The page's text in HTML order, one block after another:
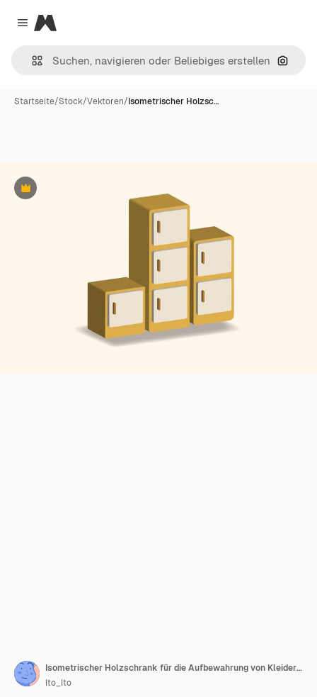
Close menu
Magnific
Nach
Startseite/Stock/Vektoren/Isometrischer Holzsc…
Premium
Isometrischer Holzschrank für die Aufbewahrung von Kleiderschränken, Sachen oder Büchern. Dekorationsvorlage für Holzmöbel.
Ito_Ito